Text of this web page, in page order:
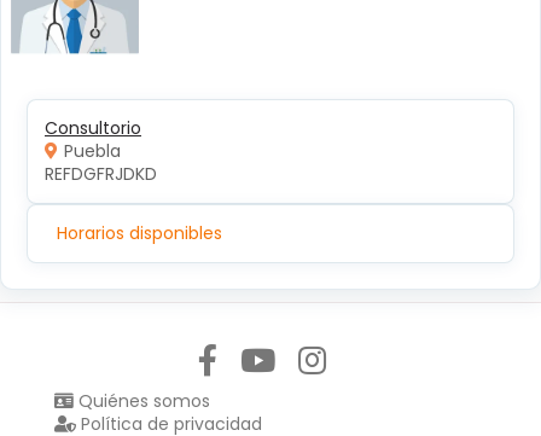
Consultorio
Puebla
REFDGFRJDKD
Horarios disponibles
Quiénes somos
Política de privacidad